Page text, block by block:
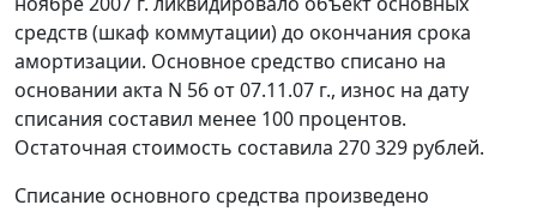
средств (шкаф коммутации) до окончания срока
амортизации. Основное средство списано на
основании акта N 56 от 07.11.07 г., износ на дату
списания составил менее 100 процентов.
Остаточная стоимость составила 270 329 рублей.
Списание основного средства произведено